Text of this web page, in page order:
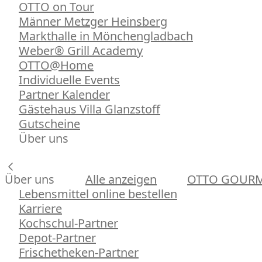
OTTO on Tour
Männer Metzger Heinsberg
Markthalle in Mönchengladbach
Weber® Grill Academy
OTTO@Home
Individuelle Events
Partner Kalender
Gästehaus Villa Glanzstoff
Gutscheine
Über uns
Über uns Alle anzeigen
OTTO
Lebensmittel online bestellen
Karriere
Kochschul-Partner
Depot-Partner
Frischetheken-Partner